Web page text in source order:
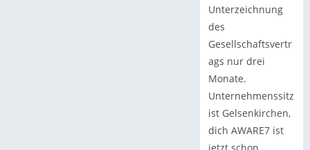
Unterzeichnung
des
Gesellschaftsvertr
ags nur drei
Monate.
Unternehmenssitz
ist Gelsenkirchen,
dich AWARE7 ist